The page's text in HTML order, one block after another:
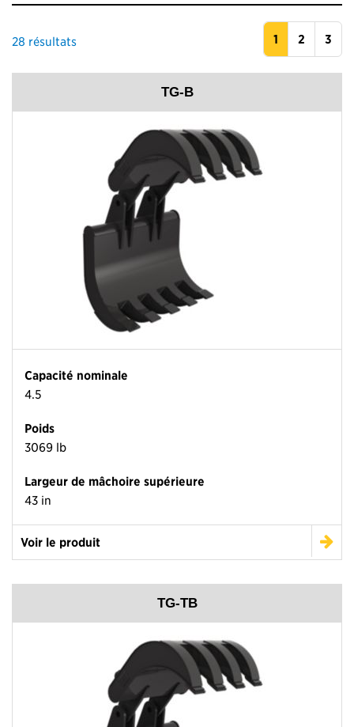
28 résultats 1 2 3
TG-B
Capacité nominale
4.5
Poids
3069 lb
Largeur de mâchoire supérieure
43 in
Voir le produit
TG-TB